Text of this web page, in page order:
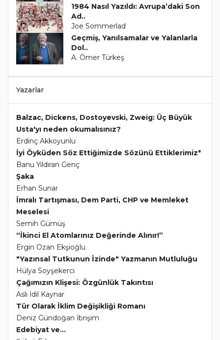
1984 Nasıl Yazıldı: Avrupa’daki Son
Ad..
Joe Sommerlad
Geçmiş, Yanılsamalar ve Yalanlarla
Dol..
A. Ömer Türkeş
Yazarlar
Balzac, Dickens, Dostoyevski, Zweig: Üç Büyük
Usta'yı neden okumalısınız?
Erdinç Akkoyunlu
İyi Öyküden Söz Ettiğimizde Sözünü Ettiklerimiz*
Banu Yıldıran Genç
Şaka
Erhan Sunar
İmralı Tartışması, Dem Parti, CHP ve Memleket
Meselesi
Semih Gümüş
“İkinci El Atomlarınız Değerinde Alınır!”
Ergin Ozan Ekşioğlu
"Yazınsal Tutkunun İzinde" Yazmanın Mutluluğu
Hülya Soyşekerci
Çağımızın Klişesi: Özgünlük Takıntısı
Aslı İdil Kaynar
Tür Olarak İklim Değişikliği Romanı
Deniz Gündoğan İbrişim
Edebiyat ve...